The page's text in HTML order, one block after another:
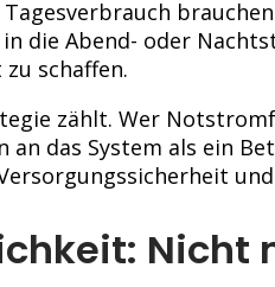
die Abend- oder
schaffen.
zählt. Wer
an das System als ein
Nicht